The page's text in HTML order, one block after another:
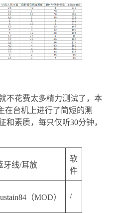
不花费太多精力测试了，本
在台机上进行了简短的测
和素质，每只仅听30分钟，
牙线/耳放
软
件
（MOD） /